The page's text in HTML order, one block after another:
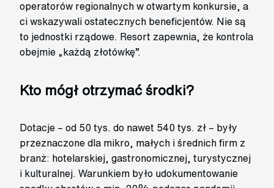
operatorów regionalnych w otwartym konkursie, a
ci wskazywali ostatecznych beneficjentów. Nie są
to jednostki rządowe. Resort zapewnia, że kontrola
obejmie „każdą złotówkę”.
Kto mógł otrzymać środki?
Dotacje – od 50 tys. do nawet 540 tys. zł – były
przeznaczone dla mikro, małych i średnich firm z
branż: hotelarskiej, gastronomicznej, turystycznej
i kulturalnej. Warunkiem było udokumentowanie